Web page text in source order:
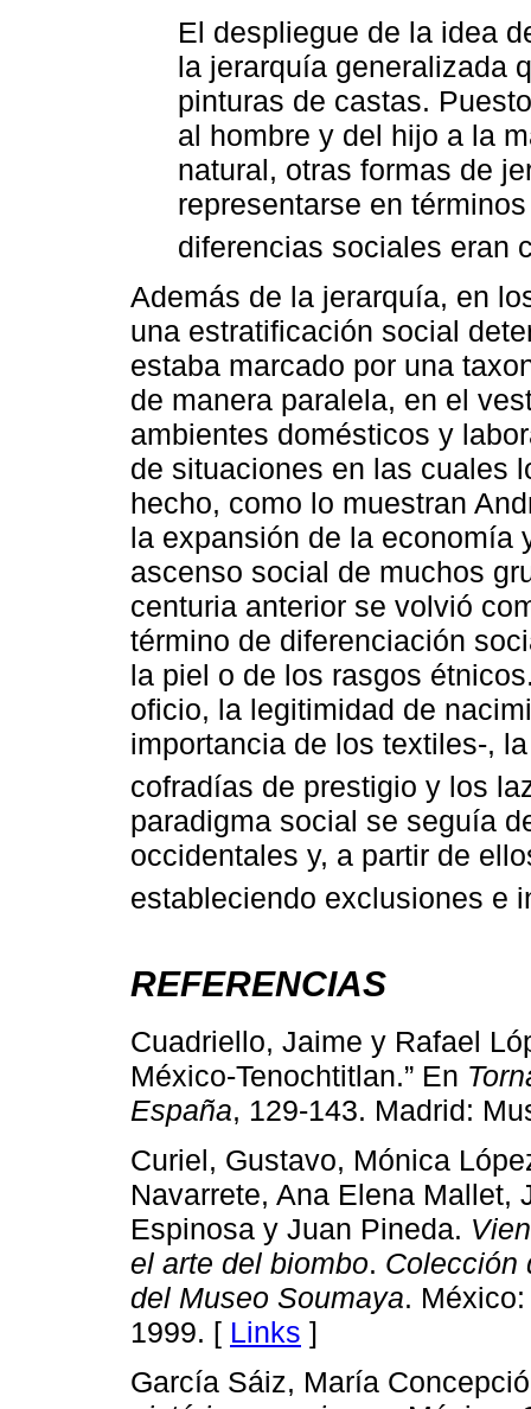
El despliegue de la idea
la jerarquía generalizada
pinturas de castas.
al hombre y del hijo a la
natural, otras formas de
representarse en
diferencias sociales eran
Además de la jerarquía, en
una estratificación social
estaba marcado por una
de manera paralela, en el
ambientes domésticos y
de situaciones en las cuales
hecho, como lo muestran
la expansión de la economía
ascenso social de muchos
centuria anterior se volvió
término de diferenciación
la piel o de los rasgos
oficio, la legitimidad de
importancia de los textiles-,
cofradías de prestigio y los
paradigma social se seguía
occidentales y, a partir de
estableciendo exclusiones e
REFERENCIAS
Cuadriello, Jaime y Rafael
México-Tenochtitlan.” En
España, 129-143. Madrid:
Curiel, Gustavo, Mónica
Navarrete, Ana Elena Mallet,
Espinosa y Juan Pineda.
el arte del biombo. Colección
del Museo Soumaya.
1999. [ Links ]
García Sáiz, María